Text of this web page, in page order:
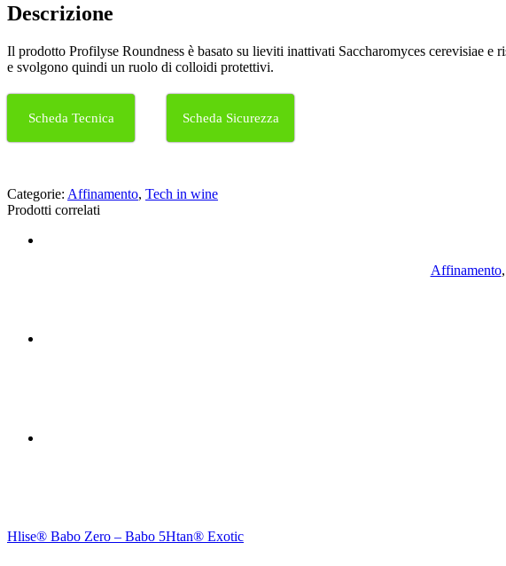
Descrizione
Il prodotto Profilyse Roundness è basato su lieviti inattivati ​​Saccharomyces cerevisiae
e svolgono quindi un ruolo di colloidi protettivi.
Scheda Tecnica Scheda Sicurezza
Categorie: Affinamento, Tech in wine
Prodotti correlati
Affinamento,
Hlise® Babo Zero – Babo 5Htan® Exotic